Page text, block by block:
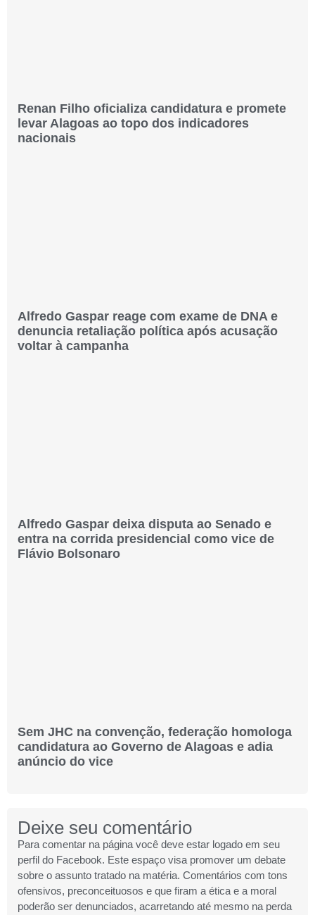
Renan Filho oficializa candidatura e promete
levar Alagoas ao topo dos indicadores
nacionais
Alfredo Gaspar reage com exame de DNA e
denuncia retaliação política após acusação
voltar à campanha
Alfredo Gaspar deixa disputa ao Senado e
entra na corrida presidencial como vice de
Flávio Bolsonaro
Sem JHC na convenção, federação homologa
candidatura ao Governo de Alagoas e adia
anúncio do vice
Deixe seu comentário
Para comentar na página você deve estar logado em seu
perfil do Facebook. Este espaço visa promover um debate
sobre o assunto tratado na matéria. Comentários com tons
ofensivos, preconceituosos e que firam a ética e a moral
poderão ser denunciados, acarretando até mesmo na perda